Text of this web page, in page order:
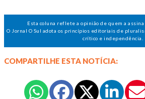
Esta coluna reflete a opinião de quem a assina
O Jornal O Sul adota os princípios editoriais de
crítico e independência.
COMPARTILHE ESTA NOTÍCIA: